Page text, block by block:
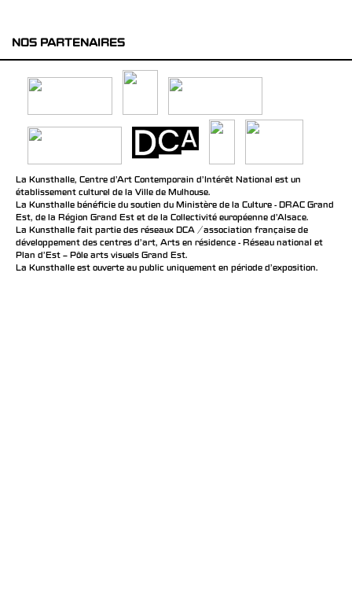
NOS PARTENAIRES
La Kunsthalle, Centre d’Art Contemporain d’Intérêt National est un
établissement culturel de la Ville de Mulhouse.
La Kunsthalle bénéficie du soutien du Ministère de la Culture - DRAC Grand
Est, de la Région Grand Est et de la Collectivité européenne d’Alsace.
La Kunsthalle fait partie des réseaux DCA / association française de
développement des centres d'art, Arts en résidence - Réseau national et
Plan d’Est – Pôle arts visuels Grand Est.
La Kunsthalle est ouverte au public uniquement en période d'exposition.